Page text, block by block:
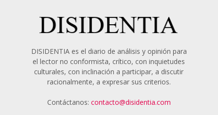
DISIDENTIA es el diario de análisis y opinión para
el lector no conformista, crítico, con inquietudes
culturales, con inclinación a participar, a discutir
racionalmente, a expresar sus criterios.
Contáctanos: contacto@disidentia.com